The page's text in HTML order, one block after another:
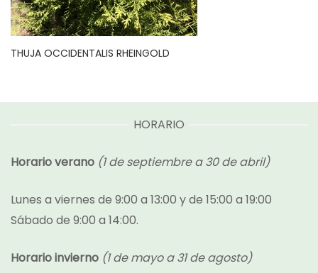
THUJA OCCIDENTALIS RHEINGOLD
HORARIO
Horario verano (1 de septiembre a 30 de abril)
Lunes a viernes de 9:00 a 13:00 y de 15:00 a 19:00
Sábado de 9:00 a 14:00.
Horario invierno (1 de mayo a 31 de agosto)